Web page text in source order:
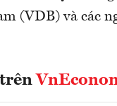
(VDB) và các